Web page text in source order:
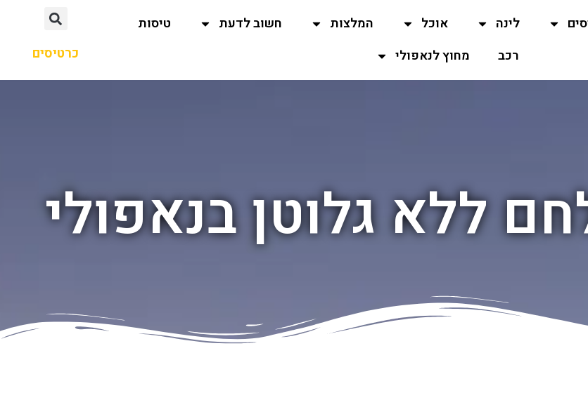
לינה אוכל המלצות חשוב לדעת
טיסות
רכב
מחוץ לנאפולי כרטיסים
ללא גלוטן בנאפולי